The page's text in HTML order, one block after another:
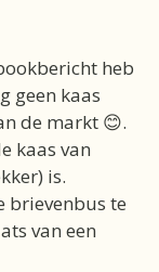
heb
geen kaas
de markt 😊.
kaas van
is.
brievenbus te
van een